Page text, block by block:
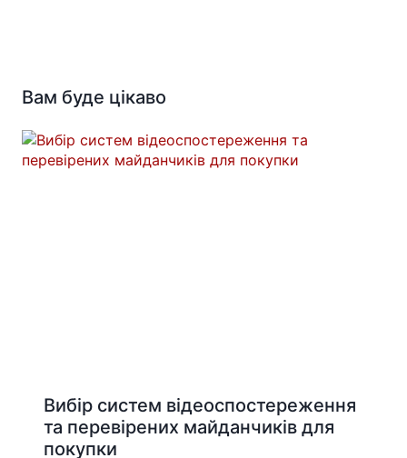
Вам буде цікаво
Вибір систем відеоспостереження
та перевірених майданчиків для
покупки